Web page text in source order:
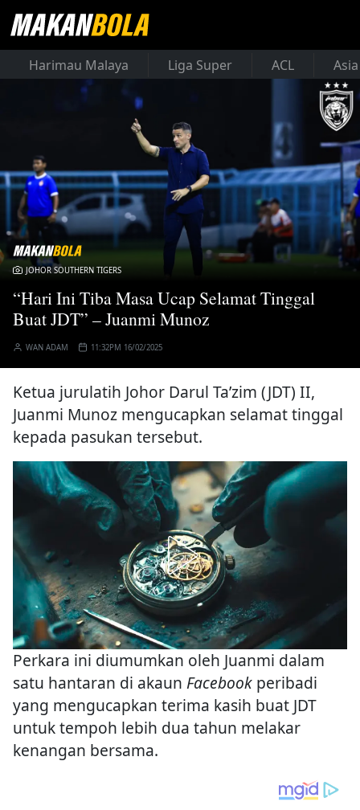
Harimau Malaya Liga Super ACL
JOHOR SOUTHERN TIGERS
“Hari Ini Tiba Masa Ucap Selamat Tinggal
Buat JDT” – Juanmi Munoz
WAN ADAM 11:32PM 16/02/2025
Ketua jurulatih Johor Darul Ta’zim (JDT) II,
Juanmi Munoz mengucapkan selamat tinggal
kepada pasukan tersebut.
Perkara ini diumumkan oleh Juanmi dalam
satu hantaran di akaun Facebook peribadi
yang mengucapkan terima kasih buat JDT
untuk tempoh lebih dua tahun melakar
kenangan bersama.